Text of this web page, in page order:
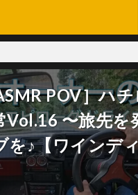
POV］ハ
Vol.16 〜旅先を
を♪【ワインデ